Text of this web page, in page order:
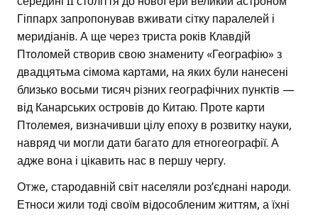
Гіппарх запропонував вживати сітку паралелей і
меридіанів. А ще через триста років Клавдій
Птоломей створив свою знамениту «Географію» з
двадцятьма сімома картами, на яких були нанесені
близько восьми тисяч різних географічних пунктів —
від Канарських островів до Китаю. Проте карти
Птолемея, визначивши цілу епоху в розвитку науки,
навряд чи могли дати багато для етногеографії. А
адже вона і цікавить нас в першу чергу.
Отже, стародавній світ населяли роз’єднані народи.
Етноси жили тоді своїм відособленим життям, а їхні